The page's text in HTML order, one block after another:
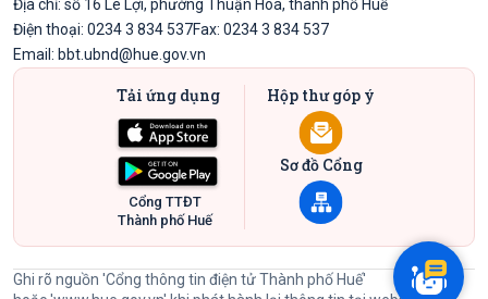
Địa chỉ: số 16 Lê Lợi, phường Thuận Hóa, thành phố Huế
Điện thoại: 0234 3 834 537Fax: 0234 3 834 537
Email: bbt.ubnd@hue.gov.vn
Tải ứng dụng
Cổng TTĐT
Thành phố Huế
Hộp thư góp ý
Sơ đồ Cổng
Ghi rõ nguồn 'Cổng thông tin điện tử Thành phố Huế'